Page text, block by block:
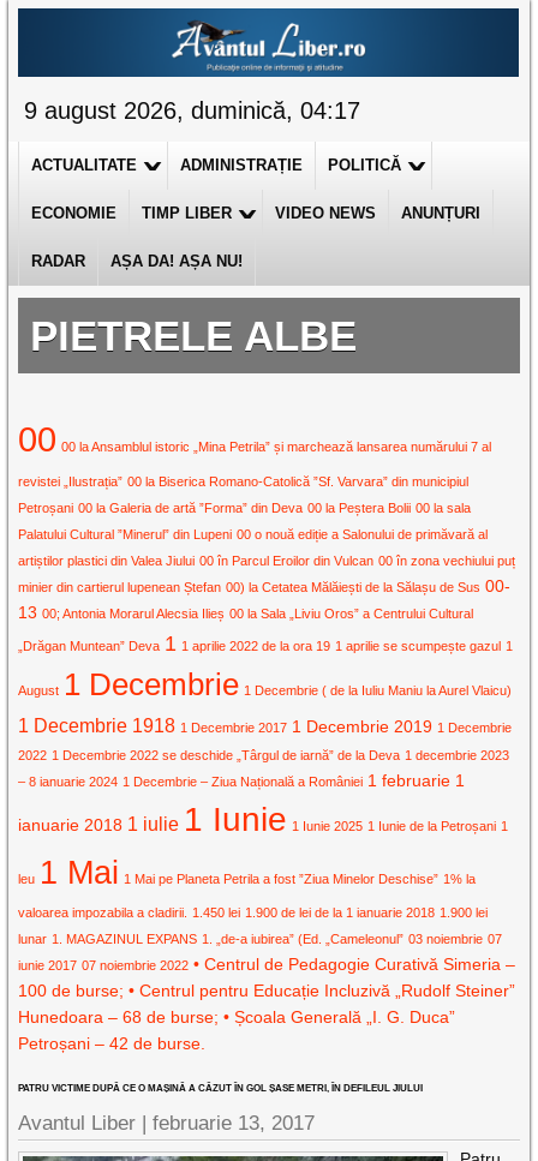
9 august 2026, duminică, 04:17
ACTUALITATE ADMINISTRAȚIE POLITICĂ
ECONOMIE TIMP LIBER VIDEO NEWS ANUNȚURI
RADAR AȘA DA! AȘA NU!
PIETRELE ALBE
00 00 la Ansamblul istoric „Mina Petrila” și marchează lansarea numărului 7 al
revistei „Ilustrația” 00 la Biserica Romano-Catolică ”Sf. Varvara” din municipiul
Petroșani 00 la Galeria de artă ”Forma” din Deva 00 la Peștera Bolii 00 la sala
Palatului Cultural ”Minerul” din Lupeni 00 o nouă ediție a Salonului de primăvară al
artiștilor plastici din Valea Jiului 00 în Parcul Eroilor din Vulcan 00 în zona vechiului puț
minier din cartierul lupenean Ștefan 00) la Cetatea Mălăiești de la Sălașu de Sus 00-
13 00; Antonia Morarul Alecsia Ilieș 00 la Sala „Liviu Oros” a Centrului Cultural
„Drăgan Muntean” Deva 1 1 aprilie 2022 de la ora 19 1 aprilie se scumpește gazul 1
August 1 Decembrie 1 Decembrie ( de la Iuliu Maniu la Aurel Vlaicu)
1 Decembrie 1918 1 Decembrie 2017 1 Decembrie 2019 1 Decembrie
2022 1 Decembrie 2022 se deschide „Târgul de iarnă” de la Deva 1 decembrie 2023
– 8 ianuarie 2024 1 Decembrie – Ziua Națională a României 1 februarie 1
ianuarie 2018 1 iulie 1 Iunie 1 Iunie 2025 1 Iunie de la Petroșani 1
leu 1 Mai 1 Mai pe Planeta Petrila a fost ”Ziua Minelor Deschise” 1% la
valoarea impozabila a cladirii. 1.450 lei 1.900 de lei de la 1 ianuarie 2018 1.900 lei
lunar 1. MAGAZINUL EXPANS 1. „de-a iubirea” (Ed. „Cameleonul” 03 noiembrie 07
iunie 2017 07 noiembrie 2022 • Centrul de Pedagogie Curativă Simeria –
100 de burse; • Centrul pentru Educație Incluzivă „Rudolf Steiner”
Hunedoara – 68 de burse; • Școala Generală „I. G. Duca”
Petroșani – 42 de burse.
PATRU VICTIME DUPĂ CE O MAȘINĂ A CĂZUT ÎN GOL ȘASE METRI, ÎN DEFILEUL JIULUI
Avantul Liber |februarie 13, 2017